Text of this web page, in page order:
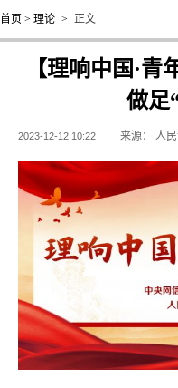
首页 > 理论 > 正文
【理响中国·
做足
2023-12-12 10:22 来源： 人